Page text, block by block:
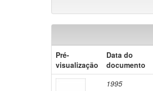
Pré-
visualização
Data do
documento
1995